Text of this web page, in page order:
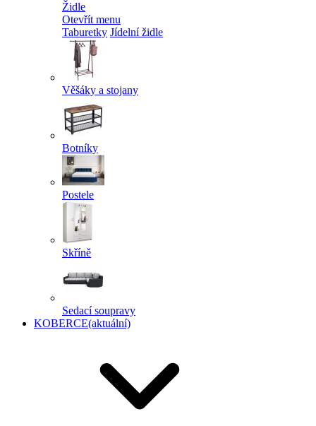
Židle
Otevřít menu
Taburetky Jídelní židle
Věšáky a stojany
Botníky
Postele
Skříně
Sedací soupravy
KOBERCE(aktuální)